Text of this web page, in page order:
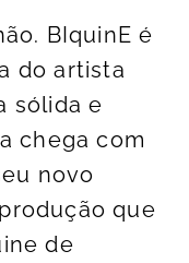
BIquinE é
do artista
sólida e
chega com
novo
que
de